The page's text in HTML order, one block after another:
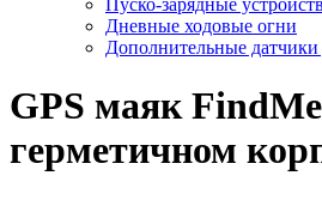
Дневные ходовые огни
Дополнительные
GPS маяк
герметичном